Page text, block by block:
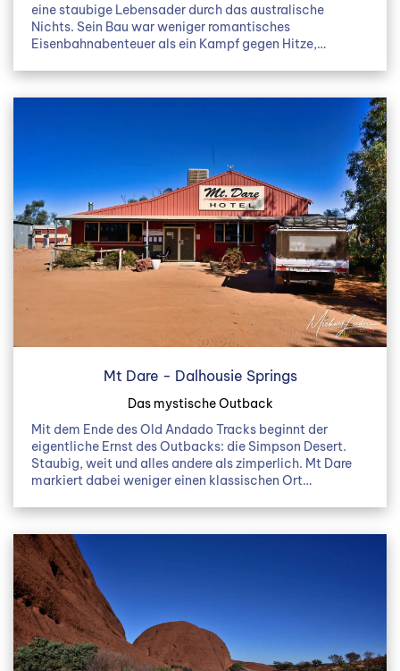
eine staubige Lebensader durch das australische
Nichts. Sein Bau war weniger romantisches
Eisenbahnabenteuer als ein Kampf gegen Hitze,…
Mt Dare - Dalhousie Springs
Das mystische Outback
Mit dem Ende des Old Andado Tracks beginnt der
eigentliche Ernst des Outbacks: die Simpson Desert.
Staubig, weit und alles andere als zimperlich. Mt Dare
markiert dabei weniger einen klassischen Ort…